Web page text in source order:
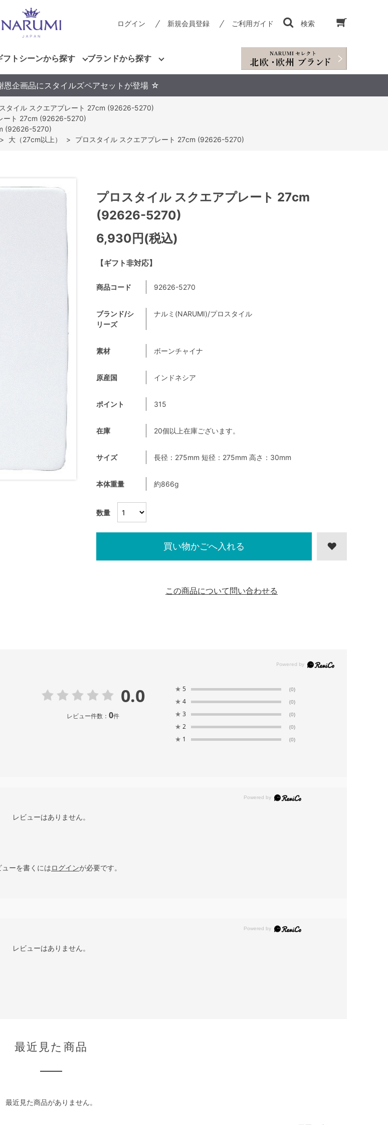
ログイン 新規会員登録 ご利用ガイド 検索
フトシーンから探す ブランドから探す
企画品にスタイルズペアセットが登場 ☆
タイル スクエアプレート 27cm (92626-5270)
ート 27cm (92626-5270)
(92626-5270)
> 大（27cm以上） > プロスタイル スクエアプレート 27cm (92626-5270)
【ギフト非対応】
プロスタイル スクエアプレート 27cm
(92626-5270)
6,930円(税込)
数量
商品コード 92626-5270
ブランド/シ
リーズ
ナルミ(NARUMI)/プロスタイル
素材 ボーンチャイナ
原産国 インドネシア
ポイント 315
在庫 20個以上在庫ございます。
サイズ 長径：275mm 短径：275mm 高さ：30mm
本体重量 約866g
買い物かごへ入れる
この商品について問い合わせる
0.0
レビュー件数： 0件
★ 5 (0)
★ 4 (0)
★ 3 (0)
★ 2 (0)
★ 1 (0)
レビューはありません。
ーを書くにはログインが必要です。
レビューはありません。
最近見た商品
最近見た商品がありません。